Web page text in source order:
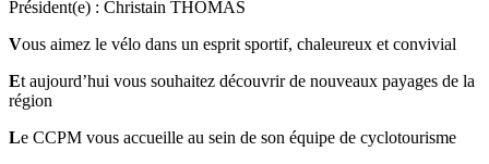
Président(e) : Christain THOMAS
Vous aimez le vélo dans un esprit sportif, chaleureux et convivial
Et aujourd’hui vous souhaitez découvrir de nouveaux payages de la
région
Le CCPM vous accueille au sein de son équipe de cyclotourisme